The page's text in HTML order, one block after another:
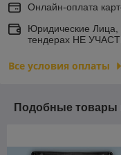
Онлайн-оплата
Юридические Лица,
тендерах НЕ
Все условия оплаты
Подобные товары